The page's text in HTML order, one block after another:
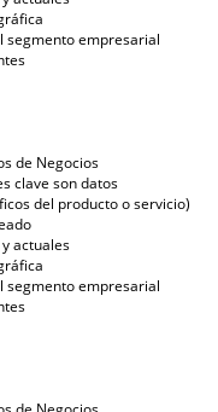
segmento empresarial
de Negocios
clave son datos
del producto o servicio)
actuales
segmento empresarial